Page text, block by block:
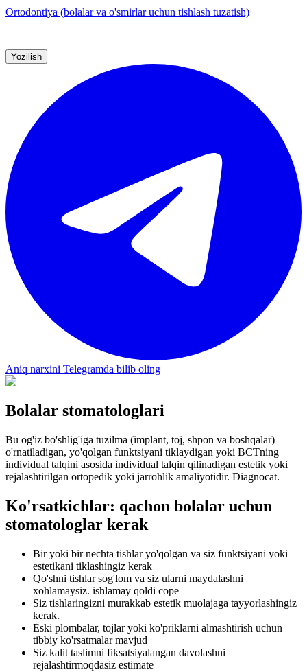
Ortodontiya (bolalar va o'smirlar uchun tishlash tuzatish)
Yozilish
Aniq narxini Telegramda bilib oling
Bolalar stomatologlari
Bu og'iz bo'shlig'iga tuzilma (implant, toj, shpon va boshqalar)
o'rnatiladigan, yo'qolgan funktsiyani tiklaydigan yoki BCTning
individual talqini asosida individual talqin qilinadigan estetik yoki
rejalashtirilgan ortopedik yoki jarrohlik amaliyotidir. Diagnocat.
Ko'rsatkichlar: qachon bolalar uchun
stomatologlar kerak
Bir yoki bir nechta tishlar yo'qolgan va siz funktsiyani yoki
estetikani tiklashingiz kerak
Qo'shni tishlar sog'lom va siz ularni maydalashni
xohlamaysiz. ishlamay qoldi cope
Siz tishlaringizni murakkab estetik muolajaga tayyorlashingiz
kerak.
Eski plombalar, tojlar yoki ko'priklarni almashtirish uchun
tibbiy ko'rsatmalar mavjud
Siz kalit taslimni fiksatsiyalangan davolashni
rejalashtirmoqdasiz estimate